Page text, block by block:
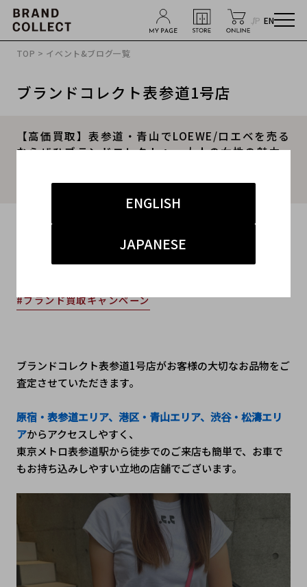
JP EN
ENGLISH
JAPANESE
TOP > イベント&ブログ一覧
ブランドコレクト表参道1号店
【高価買取】表参道・青山でLOEWE/ロエベを売る
ならぜひブランドコレクトへ。大人の女性の魅力
2024.07.10
#表参道1号店 #買取
#ブランド買取キャンペーン
ブランドコレクト表参道1号店がお客様の大切なお品物をご
査定させていただきます。
原宿・表参道エリア、港区・青山エリア、渋谷・松濤エリ
アからアクセスしやすく、
東京メトロ表参道駅から徒歩でのご来店も簡単で、お車で
もお持ち込みしやすい立地の店舗でございます。